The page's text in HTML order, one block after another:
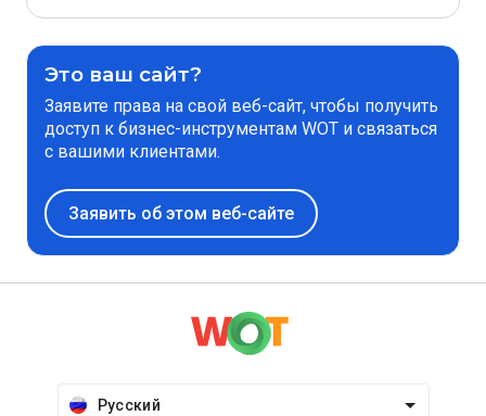
Это ваш сайт?
Заявите права на свой веб-сайт, чтобы получить
доступ к бизнес-инструментам WOT и связаться
с вашими клиентами.
Заявить об этом веб-сайте
Русский